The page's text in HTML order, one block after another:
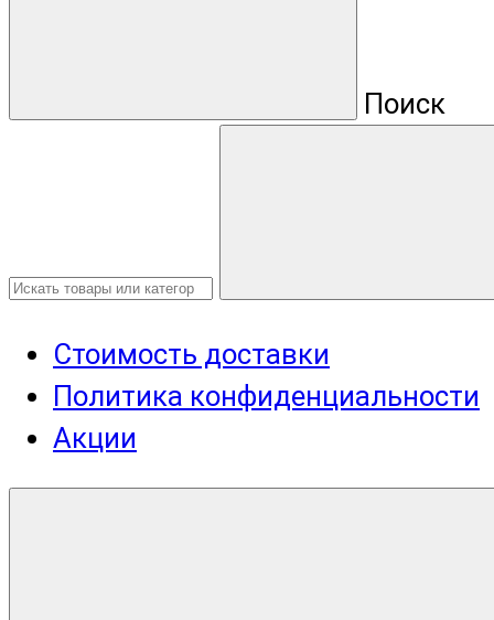
Поиск
Стоимость доставки
Политика конфиденциальности
Акции